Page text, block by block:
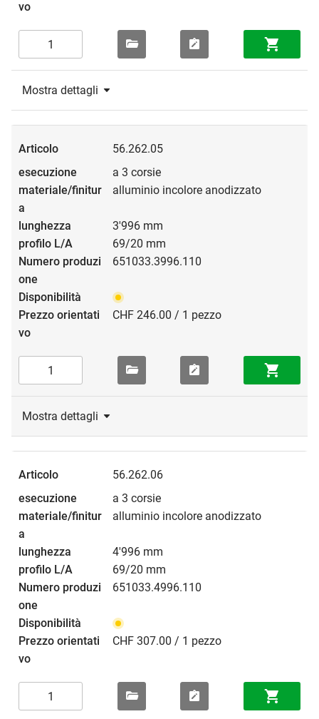
Mostra dettagli
56.262.05
a 3 corsie
alluminio incolore anodizzato
3'996 mm
69/20 mm
651033.3996.110
CHF 246.00 / 1 pezzo
Mostra dettagli
56.262.06
a 3 corsie
alluminio incolore anodizzato
4'996 mm
69/20 mm
651033.4996.110
CHF 307.00 / 1 pezzo